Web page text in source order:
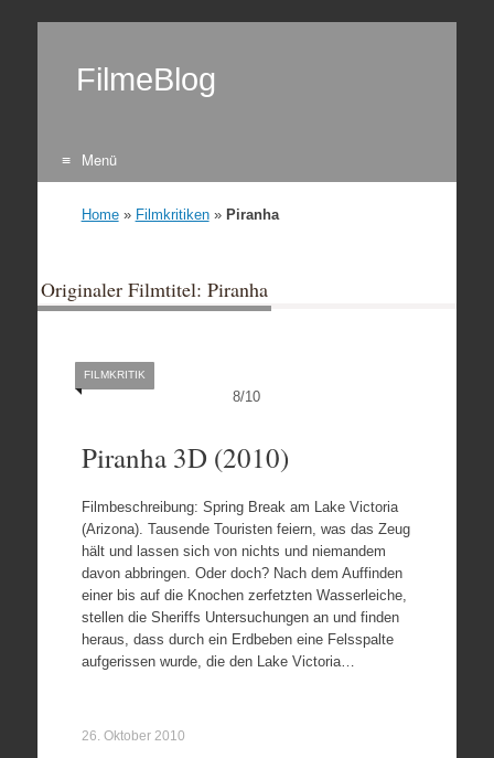
FilmeBlog
Menü
Home» Filmkritiken» Piranha
Originaler Filmtitel: Piranha
8/10
FILMKRITIK
Piranha 3D (2010)
Filmbeschreibung: Spring Break am Lake Victoria
(Arizona). Tausende Touristen feiern, was das Zeug
hält und lassen sich von nichts und niemandem
davon abbringen. Oder doch? Nach dem Auffinden
einer bis auf die Knochen zerfetzten Wasserleiche,
stellen die Sheriffs Untersuchungen an und finden
heraus, dass durch ein Erdbeben eine Felsspalte
aufgerissen wurde, die den Lake Victoria…
26. Oktober 2010